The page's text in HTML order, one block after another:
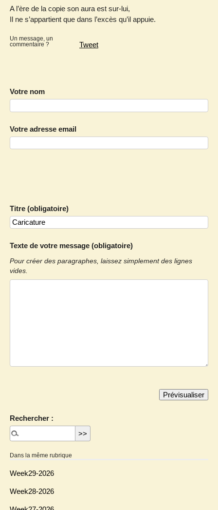
A l’ère de la copie son aura est sur-lui,
Il ne s’appartient que dans l’excès qu’il appuie.
Tweet
Un message, un
commentaire ?
Votre nom
Votre adresse email
Titre (obligatoire)
Texte de votre message (obligatoire)
Pour créer des paragraphes, laissez simplement des lignes
vides.
Rechercher :
Dans la même rubrique
Week29-2026
Week28-2026